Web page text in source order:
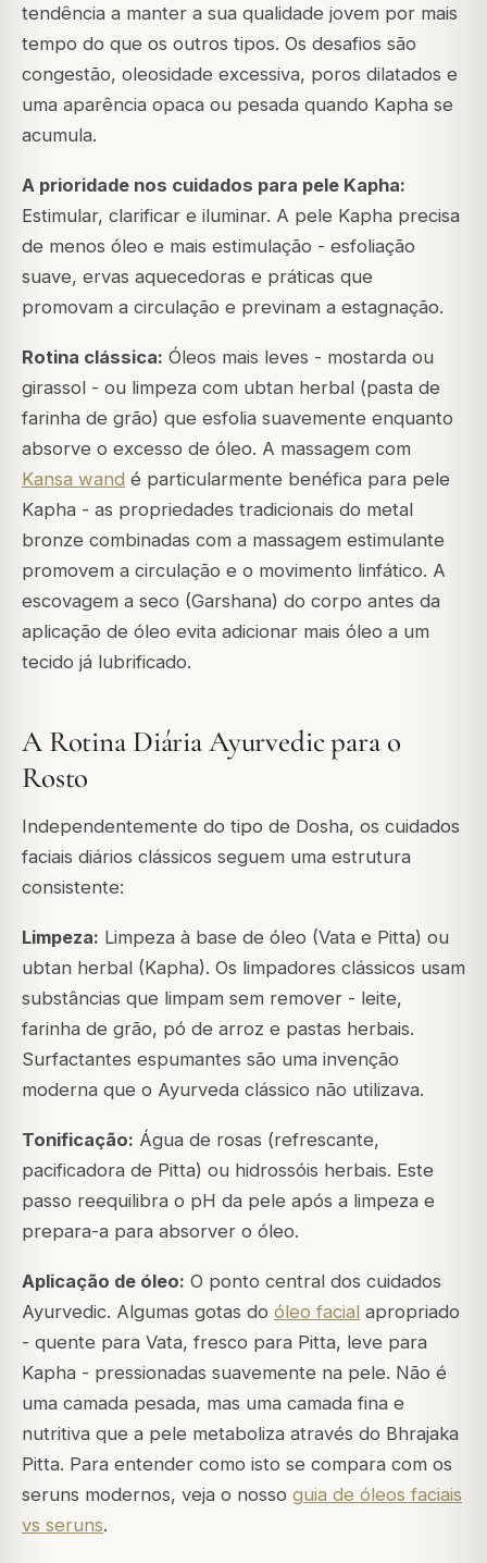
tendência a manter a sua qualidade jovem por mais
tempo do que os outros tipos. Os desafios são
congestão, oleosidade excessiva, poros dilatados e
uma aparência opaca ou pesada quando Kapha se
acumula.
A prioridade nos cuidados para pele Kapha:
Estimular, clarificar e iluminar. A pele Kapha precisa
de menos óleo e mais estimulação - esfoliação
suave, ervas aquecedoras e práticas que
promovam a circulação e previnam a estagnação.
Rotina clássica: Óleos mais leves - mostarda ou
girassol - ou limpeza com ubtan herbal (pasta de
farinha de grão) que esfolia suavemente enquanto
absorve o excesso de óleo. A massagem com
Kansa wand é particularmente benéfica para pele
Kapha - as propriedades tradicionais do metal
bronze combinadas com a massagem estimulante
promovem a circulação e o movimento linfático. A
escovagem a seco (Garshana) do corpo antes da
aplicação de óleo evita adicionar mais óleo a um
tecido já lubrificado.
A Rotina Diária Ayurvedic para o
Rosto
Independentemente do tipo de Dosha, os cuidados
faciais diários clássicos seguem uma estrutura
consistente:
Limpeza: Limpeza à base de óleo (Vata e Pitta) ou
ubtan herbal (Kapha). Os limpadores clássicos usam
substâncias que limpam sem remover - leite,
farinha de grão, pó de arroz e pastas herbais.
Surfactantes espumantes são uma invenção
moderna que o Ayurveda clássico não utilizava.
Tonificação: Água de rosas (refrescante,
pacificadora de Pitta) ou hidrossóis herbais. Este
passo reequilibra o pH da pele após a limpeza e
prepara-a para absorver o óleo.
Aplicação de óleo: O ponto central dos cuidados
Ayurvedic. Algumas gotas do óleo facial apropriado
- quente para Vata, fresco para Pitta, leve para
Kapha - pressionadas suavemente na pele. Não é
uma camada pesada, mas uma camada fina e
nutritiva que a pele metaboliza através do Bhrajaka
Pitta. Para entender como isto se compara com os
seruns modernos, veja o nosso guia de óleos faciais
vs seruns.